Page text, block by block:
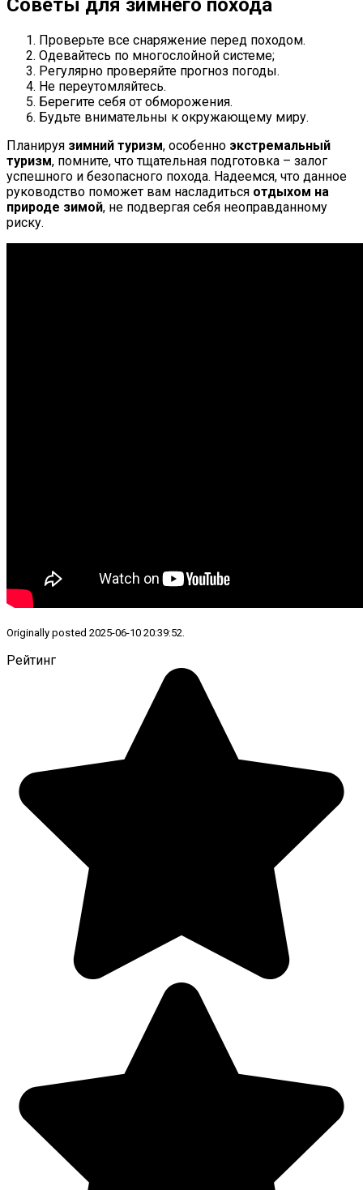
Советы для зимнего похода
Проверьте все снаряжение перед походом.
Одевайтесь по многослойной системе;
Регулярно проверяйте прогноз погоды.
Не переутомляйтесь.
Берегите себя от обморожения.
Будьте внимательны к окружающему миру.
Планируя зимний туризм, особенно экстремальный
туризм, помните, что тщательная подготовка – залог
успешного и безопасного похода. Надеемся, что данное
руководство поможет вам насладиться отдыхом на
природе зимой, не подвергая себя неоправданному
риску.
Originally posted 2025-06-10 20:39:52.
Рейтинг